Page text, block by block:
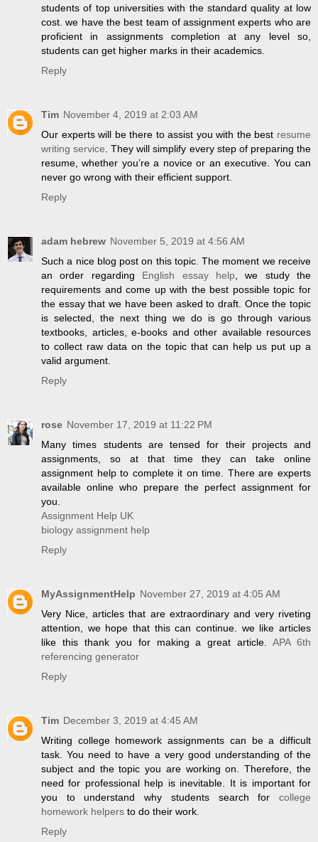
students of top universities with the standard quality at low
cost. we have the best team of assignment experts who are
proficient in assignments completion at any level so,
students can get higher marks in their academics.
Reply
Tim November 4, 2019 at 2:03 AM
Our experts will be there to assist you with the best resume
writing service . They will simplify every step of preparing the
resume, whether you’re a novice or an executive. You can
never go wrong with their efficient support.
Reply
adam hebrew November 5, 2019 at 4:56 AM
Such a nice blog post on this topic. The moment we receive
an order regarding English essay help, we study the
requirements and come up with the best possible topic for
the essay that we have been asked to draft. Once the topic
is selected, the next thing we do is go through various
textbooks, articles, e-books and other available resources
to collect raw data on the topic that can help us put up a
valid argument.
Reply
rose November 17, 2019 at 11:22 PM
Many times students are tensed for their projects and
assignments, so at that time they can take online
assignment help to complete it on time. There are experts
available online who prepare the perfect assignment for
you.
Assignment Help UK
biology assignment help
Reply
MyAssignmentHelp November 27, 2019 at 4:05 AM
Very Nice, articles that are extraordinary and very riveting
attention, we hope that this can continue. we like articles
like this thank you for making a great article.APA 6th
referencing generator
Reply
Tim December 3, 2019 at 4:45 AM
Writing college homework assignments can be a difficult
task. You need to have a very good understanding of the
subject and the topic you are working on. Therefore, the
need for professional help is inevitable. It is important for
you to understand why students search for college
homework helpers to do their work.
Reply